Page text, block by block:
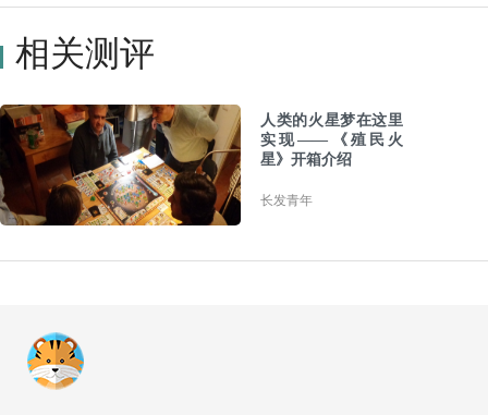
相关测评
人类的火星梦在这里
实现——《殖民火
星》开箱介绍
长发青年